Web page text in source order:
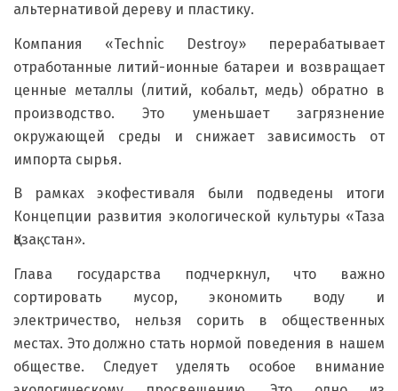
альтернативой дереву и пластику.
Компания «Technic Destroy» перерабатывает
отработанные литий-ионные батареи и возвращает
ценные металлы (литий, кобальт, медь) обратно в
производство. Это уменьшает загрязнение
окружающей среды и снижает зависимость от
импорта сырья.
В рамках экофестиваля были подведены итоги
Концепции развития экологической культуры «Таза
Қазақстан».
Глава государства подчеркнул, что важно
сортировать мусор, экономить воду и
электричество, нельзя сорить в общественных
местах. Это должно стать нормой поведения в нашем
обществе. Следует уделять особое внимание